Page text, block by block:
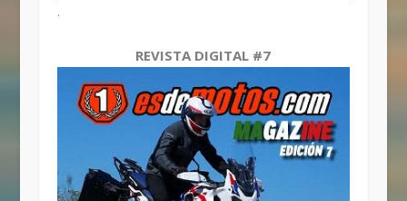
.
REVISTA DIGITAL #7